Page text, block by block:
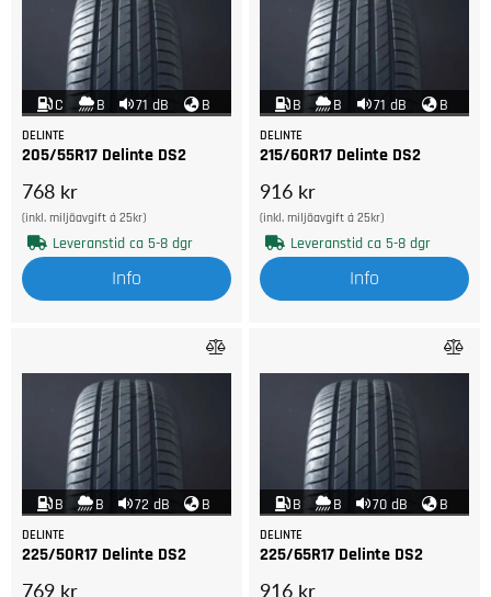
C B 71 dB B
DELINTE
205/55R17 Delinte DS2
768 kr
(inkl. miljöavgift á 25kr)
Leveranstid ca 5-8 dgr
Info
B B 71 dB B
DELINTE
215/60R17 Delinte DS2
916 kr
(inkl. miljöavgift á 25kr)
Leveranstid ca 5-8 dgr
Info
B B 72 dB B
DELINTE
225/50R17 Delinte DS2
769 kr
B B 70 dB B
DELINTE
225/65R17 Delinte DS2
916 kr